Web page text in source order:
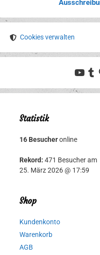
Cookies verwalten
Statistik
16 Besucheronline
Rekord: 471 Besucher am
25. März 2026 @ 17:59
Shop
Kundenkonto
Warenkorb
AGB